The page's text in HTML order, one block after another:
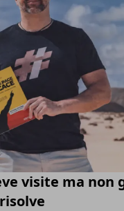
visite ma non